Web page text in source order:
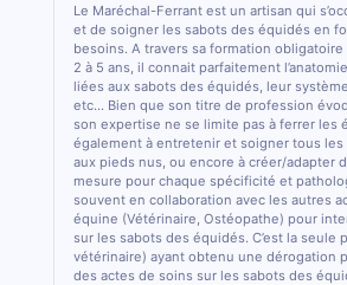
Le Maréchal-Ferrant est un artisan qui
et de soigner les sabots des équidés en
besoins. A travers sa formation
2 à 5 ans, il connait parfaitement
liées aux sabots des équidés, leur
etc... Bien que son titre de profession
son expertise ne se limite pas à ferrer les
également à entretenir et soigner tous les
aux pieds nus, ou encore à créer/adapter
mesure pour chaque spécificité et
souvent en collaboration avec les autres
équine (Vétérinaire, Ostéopathe) pour
sur les sabots des équidés. C’est la seule
vétérinaire) ayant obtenu une dérogation
des actes de soins sur les sabots des